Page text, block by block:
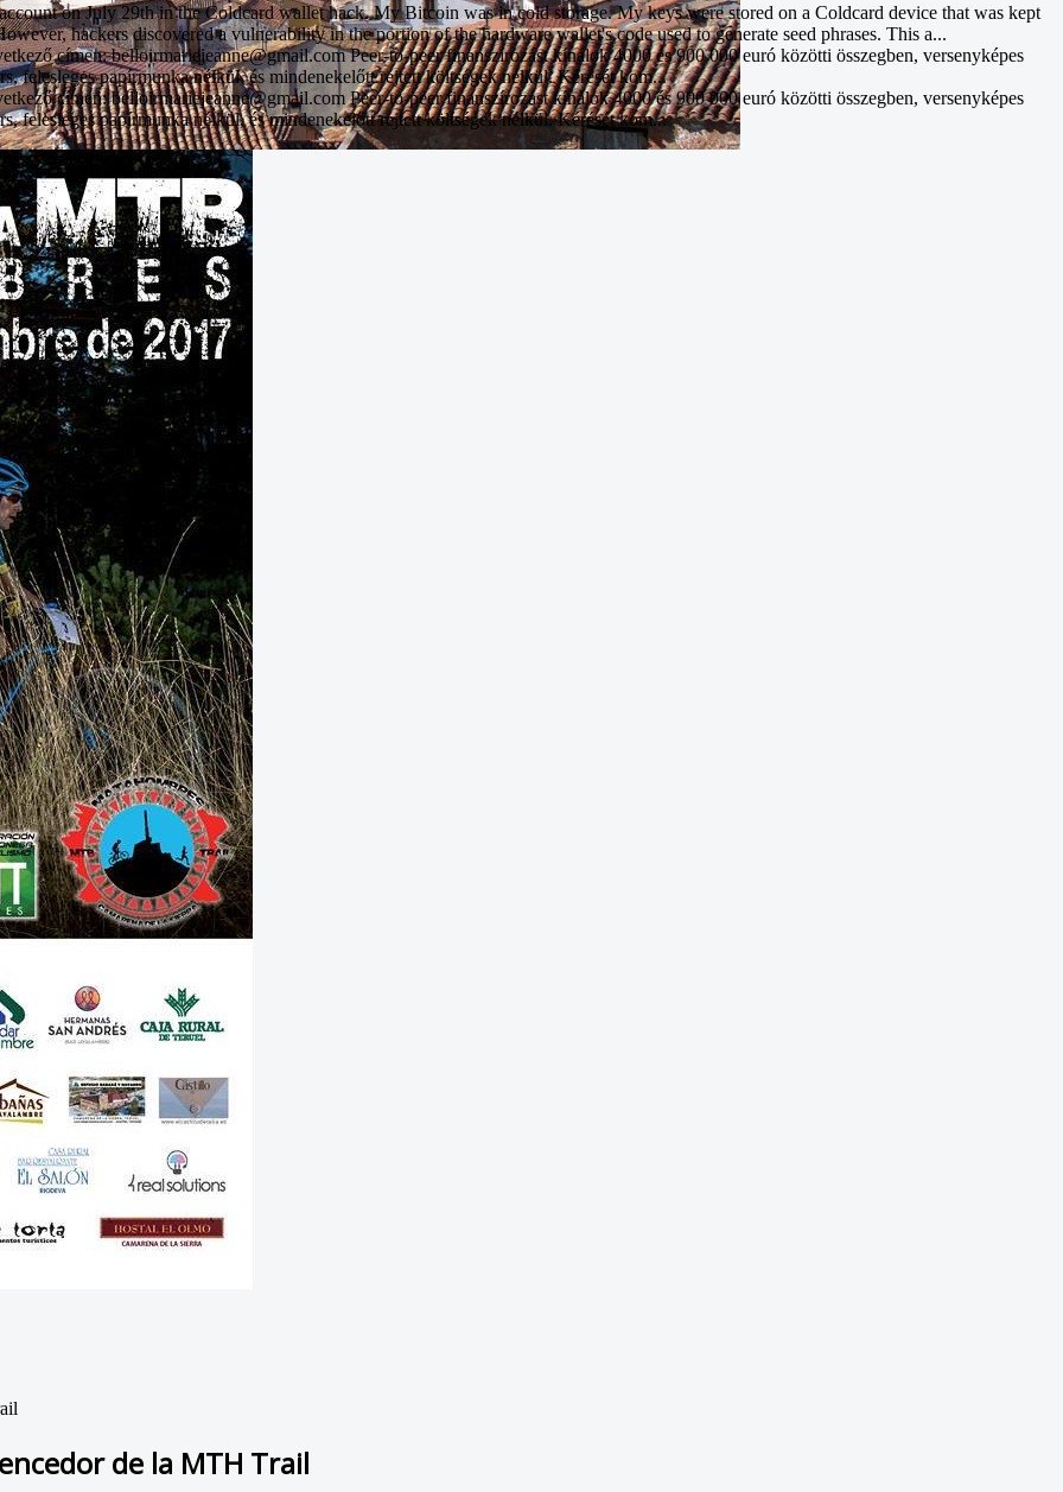
on July 29th in the Coldcard wallet hack. My Bitcoin was in cold storage. My keys were stored on a Coldcard device that was kept
hackers discovered a vulnerability in the portion of the hardware wallet's code used to generate seed phrases. This a...
címen: belloirmariejeanne@gmail.com Peer-to-peer finanszírozást kínálok 4000 és 900 000 euró közötti összegben, versenyképes
felesleges papírmunka nélkül, és mindenekelőtt rejtett költségek nélkül. Kérését kom...
címen: belloirmariejeanne@gmail.com Peer-to-peer finanszírozást kínálok 4000 és 900 000 euró közötti összegben, versenyképes
felesleges papírmunka nélkül, és mindenekelőtt rejtett költségek nélkül. Kérését kom...
de la MTH Trail